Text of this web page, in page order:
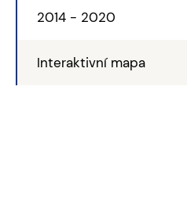
2014 - 2020
Interaktivní mapa